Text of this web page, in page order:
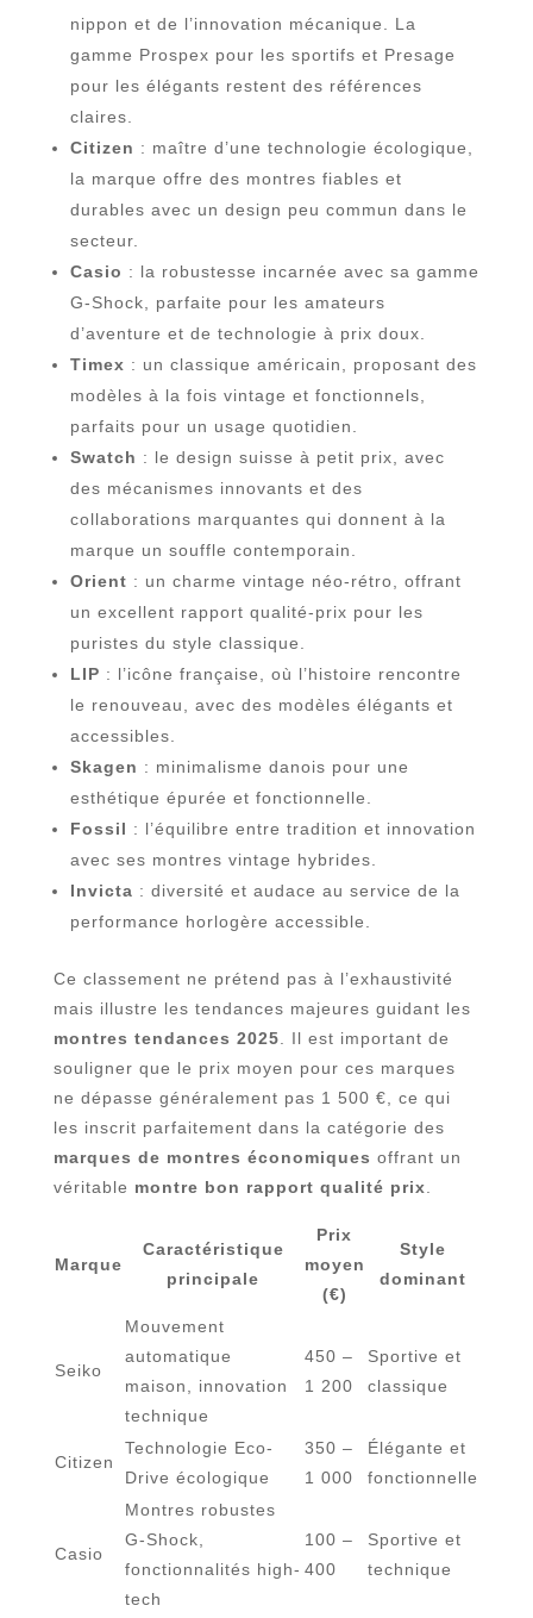
nippon et de l’innovation mécanique. La
gamme Prospex pour les sportifs et Presage
pour les élégants restent des références
claires.
Citizen : maître d’une technologie écologique,
la marque offre des montres fiables et
durables avec un design peu commun dans le
secteur.
Casio : la robustesse incarnée avec sa gamme
G-Shock, parfaite pour les amateurs
d’aventure et de technologie à prix doux.
Timex : un classique américain, proposant des
modèles à la fois vintage et fonctionnels,
parfaits pour un usage quotidien.
Swatch : le design suisse à petit prix, avec
des mécanismes innovants et des
collaborations marquantes qui donnent à la
marque un souffle contemporain.
Orient : un charme vintage néo-rétro, offrant
un excellent rapport qualité-prix pour les
puristes du style classique.
LIP : l’icône française, où l’histoire rencontre
le renouveau, avec des modèles élégants et
accessibles.
Skagen : minimalisme danois pour une
esthétique épurée et fonctionnelle.
Fossil : l’équilibre entre tradition et innovation
avec ses montres vintage hybrides.
Invicta : diversité et audace au service de la
performance horlogère accessible.
Ce classement ne prétend pas à l’exhaustivité
mais illustre les tendances majeures guidant les
montres tendances 2025 . Il est important de
souligner que le prix moyen pour ces marques
ne dépasse généralement pas 1 500 €, ce qui
les inscrit parfaitement dans la catégorie des
marques de montres économiques offrant un
véritable montre bon rapport qualité prix
Marque
Caractéristique
principale
Prix
moyen
(€)
Style
dominant
Seiko
Mouvement
automatique
maison, innovation
technique
450 –
1 200
Sportive et
classique
Citizen
Technologie Eco-
Drive écologique
350 –
1 000
Élégante et
fonctionnelle
Casio
Montres robustes
G-Shock,
fonctionnalités high-
tech
100 –
400
Sportive et
technique